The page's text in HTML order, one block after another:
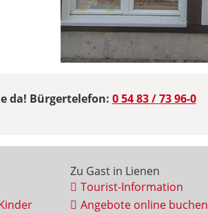
da! Bürgertelefon: 0 54 83 / 73 96-0
Zu Gast in Lienen
Tourist-Information
Angebote online buchen